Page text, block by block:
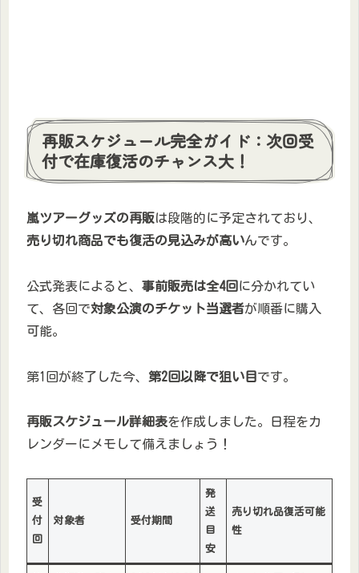
再販スケジュール完全ガイド：次回受
付で在庫復活のチャンス大！
嵐ツアーグッズの再販は段階的に予定されており、
売り切れ商品でも復活の見込みが高いんです。
公式発表によると、 事前販売は全4回 に分かれてい
て、各回で対象公演のチケット当選者が順番に購入
可能。
第1回が終了した今、 第2回以降で狙い目です。
再販スケジュール詳細表を作成しました。日程をカ
レンダーにメモして備えましょう！
受
付
回
対象者 受付期間
発
送
目
安
売り切れ品復活可能
性